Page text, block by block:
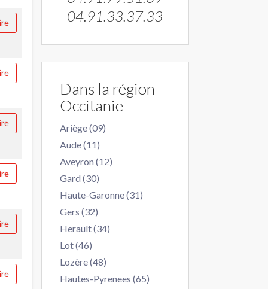
04.91.33.37.33
Dans la région
Occitanie
Ariège (09)
Aude (11)
Aveyron (12)
Gard (30)
Haute-Garonne (31)
Gers (32)
Herault (34)
Lot (46)
Lozère (48)
Hautes-Pyrenees (65)